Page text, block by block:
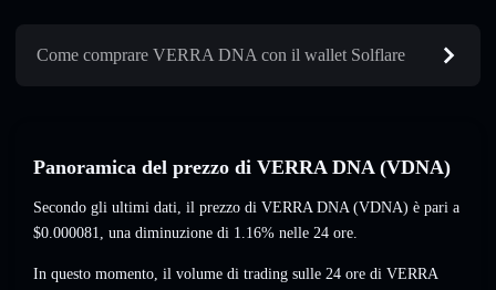
Come comprare VERRA DNA con il wallet Solflare
Panoramica del prezzo di VERRA DNA (VDNA)
Secondo gli ultimi dati, il prezzo di VERRA DNA (VDNA) è pari a
$0.000081, una diminuzione di 1.16% nelle 24 ore.
In questo momento, il volume di trading sulle 24 ore di VERRA